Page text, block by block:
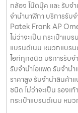
กล้อง โน๊ตบุ๊ค และ รับจ
จำนำนาฬิกา บริการรับ
Patek Frank AP
ไม่ว่าจะเป็น กระเป๋าแบ
แบรนด์เนม หมวกแบร
ไอทีทุกชนิด บริการรับจ
รับจำนำไอแพด รับจำน
ราคาสูง รับจำนำสินค้า
ชนิด ไม่ว่าจะเป็น รองเ
กระเป๋าแบรนด์เนม หม